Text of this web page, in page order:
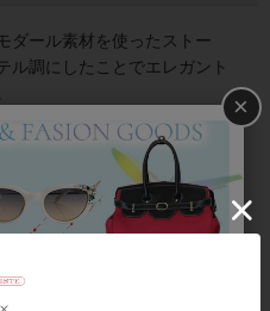
ダール素材を使ったストー
ル調にしたことでエレガント
×